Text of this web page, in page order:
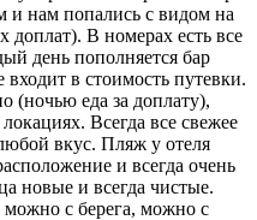
нам попались с видом на
доплат). В номерах есть все
день пополняется бар
входит в стоимость путевки.
(ночью еда за доплату),
Всегда все свежее
вкус. Пляж у отеля
и всегда очень
новые и всегда чистые.
с берега, можно с